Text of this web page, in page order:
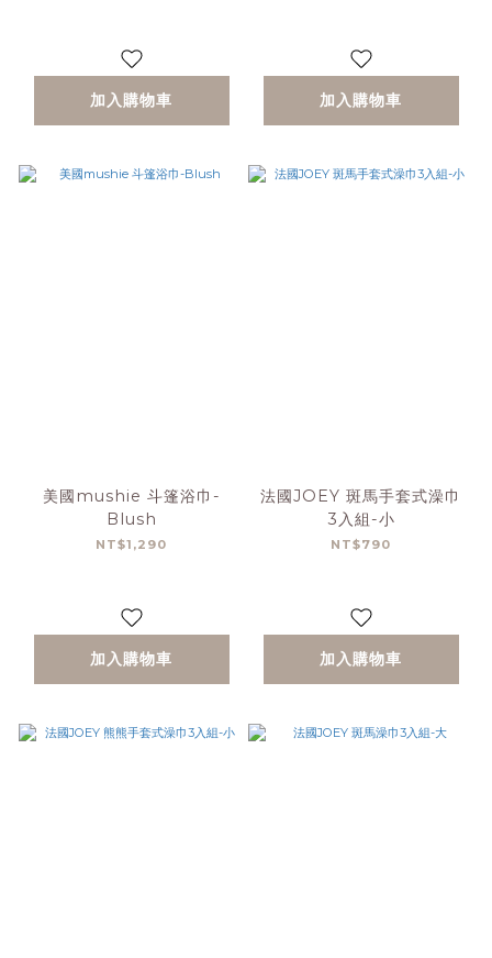
加入購物車 加入購物車
美國mushie 斗篷浴巾-
Blush
NT$1,290
加入購物車
法國JOEY 斑馬手套式澡巾
3入組-小
NT$790
加入購物車